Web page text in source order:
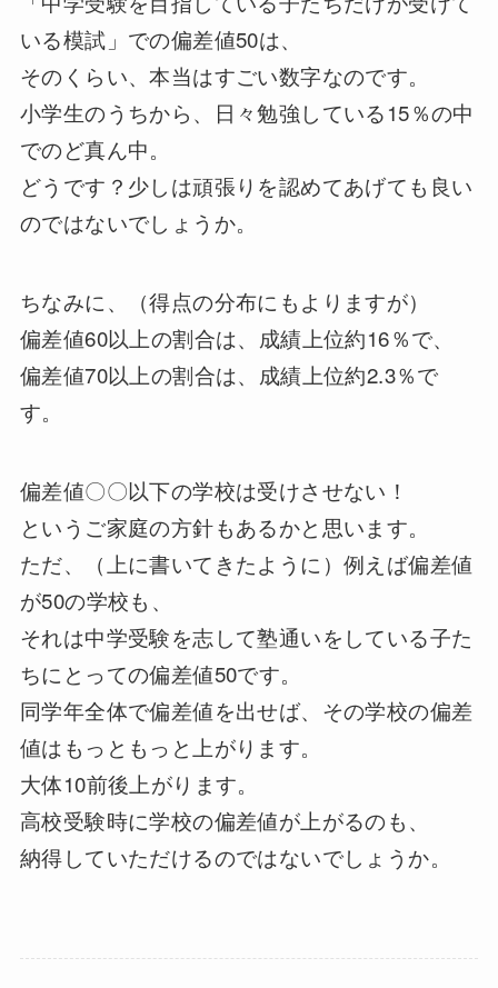
いる模試」での偏差値50は、
そのくらい、本当はすごい数字なのです。
小学生のうちから、日々勉強している15％の中
でのど真ん中。
どうです？少しは頑張りを認めてあげても良い
のではないでしょうか。
ちなみに、（得点の分布にもよりますが）
偏差値60以上の割合は、成績上位約16％で、
偏差値70以上の割合は、成績上位約2.3％で
す。
偏差値〇〇以下の学校は受けさせない！
というご家庭の方針もあるかと思います。
ただ、（上に書いてきたように）例えば偏差値
が50の学校も、
それは中学受験を志して塾通いをしている子た
ちにとっての偏差値50です。
同学年全体で偏差値を出せば、その学校の偏差
値はもっともっと上がります。
大体10前後上がります。
高校受験時に学校の偏差値が上がるのも、
納得していただけるのではないでしょうか。